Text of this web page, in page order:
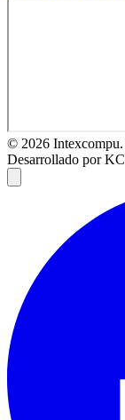
© 2026 Intexcompu.
Desarrollado por